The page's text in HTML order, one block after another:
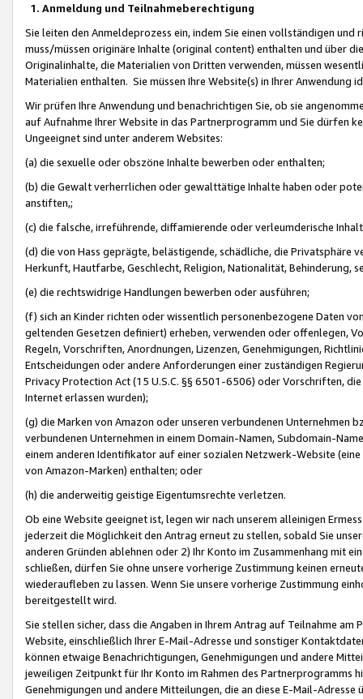
1. Anmeldung und Teilnahmeberechtigung
Sie leiten den Anmeldeprozess ein, indem Sie einen vollständigen
muss/müssen originäre Inhalte (original content) enthalten und über
Originalinhalte, die Materialien von Dritten verwenden, müssen
Materialien enthalten. Sie müssen Ihre Website(s) in Ihrer Anwendung
Wir prüfen Ihre Anwendung und benachrichtigen Sie, ob sie
auf Aufnahme Ihrer Website in das Partnerprogramm und Sie dürfen
Ungeeignet sind unter anderem Websites:
(a) die sexuelle oder obszöne Inhalte bewerben oder enthalten;
(b) die Gewalt verherrlichen oder gewalttätige Inhalte haben oder
anstiften,;
(c) die falsche, irreführende, diffamierende oder verleumderische
(d) die von Hass geprägte, belästigende, schädliche, die Privatsphäre
Herkunft, Hautfarbe, Geschlecht, Religion, Nationalität, Behinderung,
(e) die rechtswidrige Handlungen bewerben oder ausführen;
(f) sich an Kinder richten oder wissentlich personenbezogene Daten
geltenden Gesetzen definiert) erheben, verwenden oder offenlegen,
Regeln, Vorschriften, Anordnungen, Lizenzen, Genehmigungen,
Entscheidungen oder andere Anforderungen einer zuständigen
Privacy Protection Act (15 U.S.C. §§ 6501-6506) oder Vorschriften,
Internet erlassen wurden);
(g) die Marken von Amazon oder unseren verbundenen Unternehmen
verbundenen Unternehmen in einem Domain-Namen, Subdomain-
einem anderen Identifikator auf einer sozialen Netzwerk-Website
von Amazon-Marken) enthalten; oder
(h) die anderweitig geistige Eigentumsrechte verletzen.
Ob eine Website geeignet ist, legen wir nach unserem alleinigen
jederzeit die Möglichkeit den Antrag erneut zu stellen, sobald Sie
anderen Gründen ablehnen oder 2) Ihr Konto im Zusammenhang mit
schließen, dürfen Sie ohne unsere vorherige Zustimmung keinen
wiederaufleben zu lassen. Wenn Sie unsere vorherige Zustimmung
bereitgestellt wird.
Sie stellen sicher, dass die Angaben in Ihrem Antrag auf Teilnahme
Website, einschließlich Ihrer E-Mail-Adresse und sonstiger
können etwaige Benachrichtigungen, Genehmigungen und andere
jeweiligen Zeitpunkt für Ihr Konto im Rahmen des Partnerprogramms
Genehmigungen und andere Mitteilungen, die an diese E-Mail-